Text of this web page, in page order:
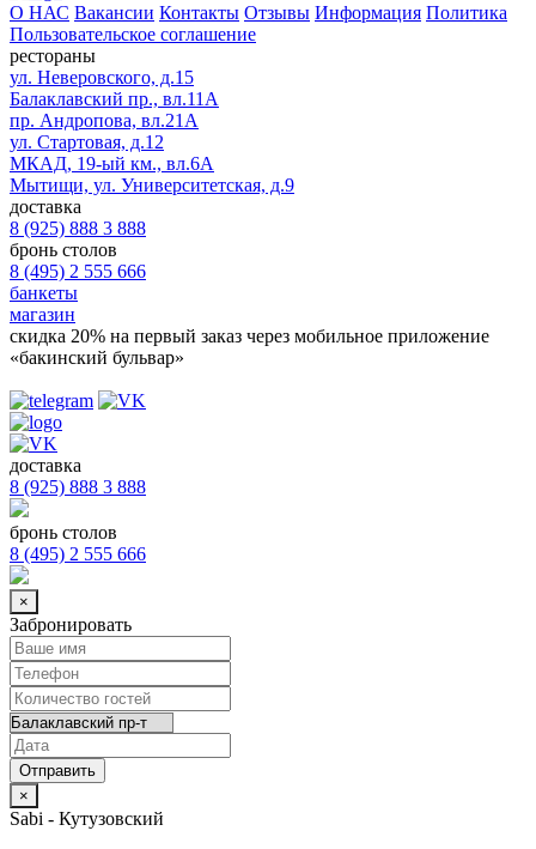
О НАС Вакансии Контакты Отзывы Информация Политика
Пользовательское соглашение
рестораны
ул. Неверовского, д.15
Балаклавский пр., вл.11А
пр. Андропова, вл.21А
ул. Стартовая, д.12
МКАД, 19-ый км., вл.6А
Мытищи, ул. Университетская, д.9
доставка
8 (925) 888 3 888
бронь столов
8 (495) 2 555 666
банкеты
магазин
скидка 20% на первый заказ через мобильное приложение
«бакинский бульвар»
доставка
8 (925) 888 3 888
бронь столов
8 (495) 2 555 666
×
Забронировать
×
Sabi - Кутузовский